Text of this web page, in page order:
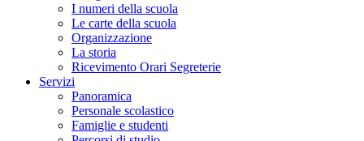
I numeri della scuola
Le carte della scuola
Organizzazione
La storia
Ricevimento Orari Segreterie
Servizi
Panoramica
Personale scolastico
Famiglie e studenti